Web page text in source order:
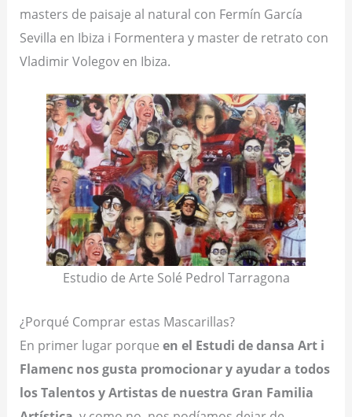
masters de paisaje al natural con Fermín García
Sevilla en Ibiza i Formentera y master de retrato con
Vladimir Volegov en Ibiza.
Estudio de Arte Solé Pedrol Tarragona
¿Porqué Comprar estas Mascarillas?
En primer lugar porqueen el Estudi de dansa Art i
Flamenc nos gusta promocionar y ayudar a todos
los Talentos y Artistas de nuestra Gran Familia